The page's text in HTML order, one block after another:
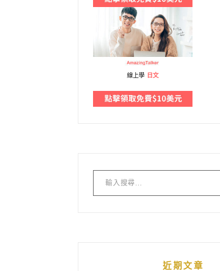
線上學 日文
近期文章